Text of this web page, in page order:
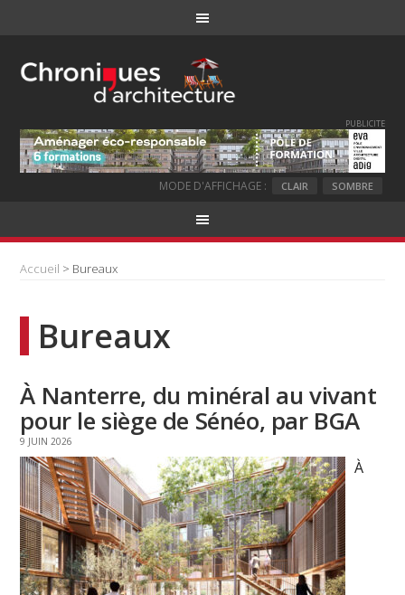
PUBLICITE
MODE D'AFFICHAGE : CLAIR SOMBRE
Accueil > Bureaux
Bureaux
À Nanterre, du minéral au vivant
pour le siège de Sénéo, par BGA
9 JUIN 2026
À